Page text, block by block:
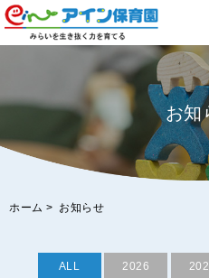
お知
ホーム > お知らせ
ALL 2026